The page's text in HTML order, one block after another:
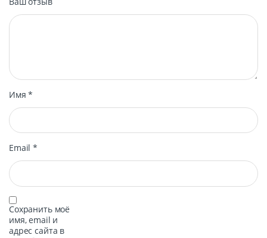
Имя*
Email*
Сохранить моё
имя, email и
адрес сайта в